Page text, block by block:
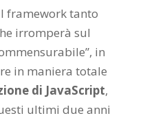
framework tanto
irromperà sul
in
in maniera totale
di JavaScript,
ultimi due anni